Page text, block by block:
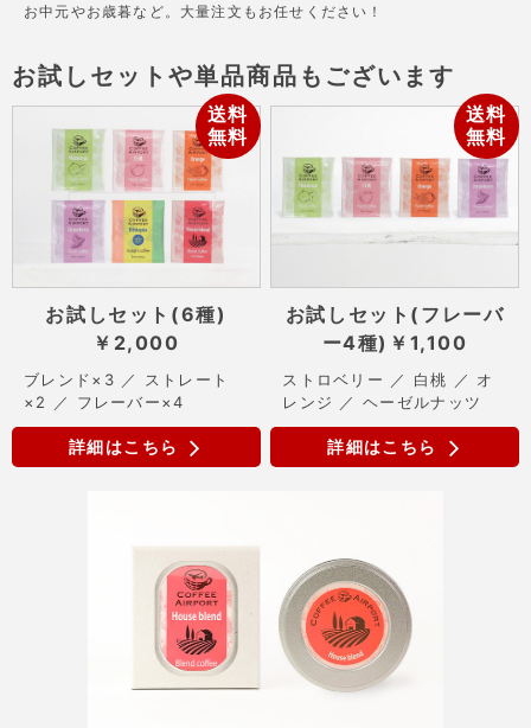
お中元やお歳暮など。大量注文もお任せください！
お試しセットや単品商品もございます
送料
無料
お試しセット(6種)
￥2,000
ブレンド×3 ／ ストレート
×2 ／ フレーバー×4
詳細はこちら
送料
無料
お試しセット(フレーバ
ー4種) ￥1,100
ストロベリー ／ 白桃 ／ オ
レンジ ／ ヘーゼルナッツ
詳細はこちら